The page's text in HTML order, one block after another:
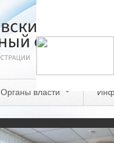
Органы власти